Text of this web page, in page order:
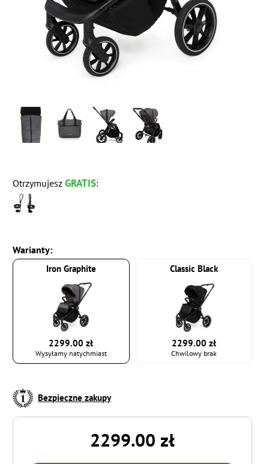
Warianty:
Iron Graphite
2299.00 zł
Wysyłamy natychmiast
Classic Black
2299.00 zł
Chwilowy brak
OtrzymujeszGRATIS:
Bezpieczne zakupy
2299.00 zł